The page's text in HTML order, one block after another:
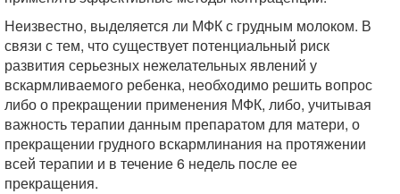
Неизвестно, выделяется ли МФК с грудным молоком. В
связи с тем, что существует потенциальный риск
развития серьезных нежелательных явлений у
вскармливаемого ребенка, необходимо решить вопрос
либо о прекращении применения МФК, либо, учитывая
важность терапии данным препаратом для матери, о
прекращении грудного вскармлинания на протяжении
всей терапии и в течение 6 недель после ее
прекращения.